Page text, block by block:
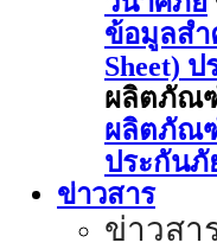
ข้อมูลส
Sheet)
ผลิตภัณ
ผลิตภัณฑ์
ประกันภั
ข่าวสาร
ข่าวสา